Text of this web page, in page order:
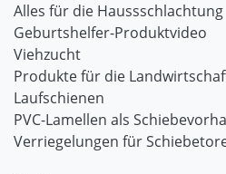
Alles für die Haussschlachtung
Geburtshelfer-Produktvideo
Viehzucht
Produkte für die
Laufschienen
PVC-Lamellen als
Verriegelungen für